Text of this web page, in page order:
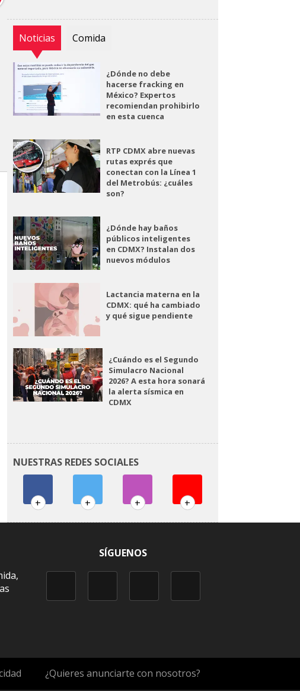
Noticias Comida
¿Dónde no debe
hacerse fracking en
México? Expertos
recomiendan prohibirlo
en esta cuenca
RTP CDMX abre nuevas
rutas exprés que
conectan con la Línea 1
del Metrobús: ¿cuáles
son?
¿Dónde hay baños
públicos inteligentes
en CDMX? Instalan dos
nuevos módulos
Lactancia materna en la
CDMX: qué ha cambiado
y qué sigue pendiente
¿Cuándo es el Segundo
Simulacro Nacional
2026? A esta hora sonará
la alerta sísmica en
CDMX
NUESTRAS REDES SOCIALES
+ + + +
SÍGUENOS
¿Quieres anunciarte con nosotros?